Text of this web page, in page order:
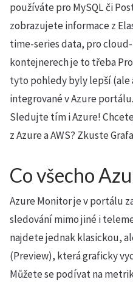
používáte pro MySQL či
zobrazujete informace z
time-series data, pro
kontejnerech je to třeba
tyto pohledy byly lepší (ale
integrované v Azure
Sledujte tím i Azure!
z Azure a AWS? Zkuste
Co všecho
Azure Monitor je v portálu
sledování mimo jiné i
najdete jednak klasickou,
(Preview), která graficky
Můžete se podívat na